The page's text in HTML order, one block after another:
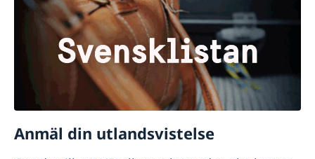
Nyheter och liknande publiceras i våra sociala
medierFacebook Twitter Instagram
Linkedin
.
Sveriges ambassad i Brysselansvarar för
service till svenskar i Belgien.
Anmäl din utlandsvistelse